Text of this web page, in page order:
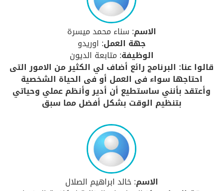
الاسم: سناء محمد ميسرة
جهة العمل: اوريدو
الوظيفة: متابعة الديون
قالوا عنا: البرنامج رائع أضاف لي الكثير من الامور التى
احتاجها سواء فى العمل أو فى الحياة الشخصية
وأعتقد بأنني ساستطيع أن أدير وأنظم عملي وحياتي
بتنظيم الوقت بشكل أفضل مما سبق
الاسم: خالد ابراهيم الصلال